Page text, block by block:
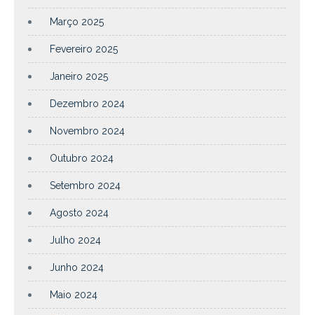
Março 2025
Fevereiro 2025
Janeiro 2025
Dezembro 2024
Novembro 2024
Outubro 2024
Setembro 2024
Agosto 2024
Julho 2024
Junho 2024
Maio 2024